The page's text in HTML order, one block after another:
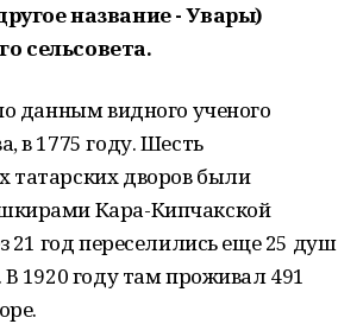
название - Увары)
сельсовета.
данным видного ученого
в 1775 году. Шесть
татарских дворов были
Кара-Кипчакской
21 год переселились еще 25 душ
1920 году там проживал 491